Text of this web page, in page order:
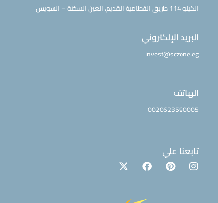
الكيلو 114 طريق القطامية القديم، العين السخنة – السويس
البريد الإلكتروني
invest@sczone.eg
الهاتف
0020623590005
تابعنا علي